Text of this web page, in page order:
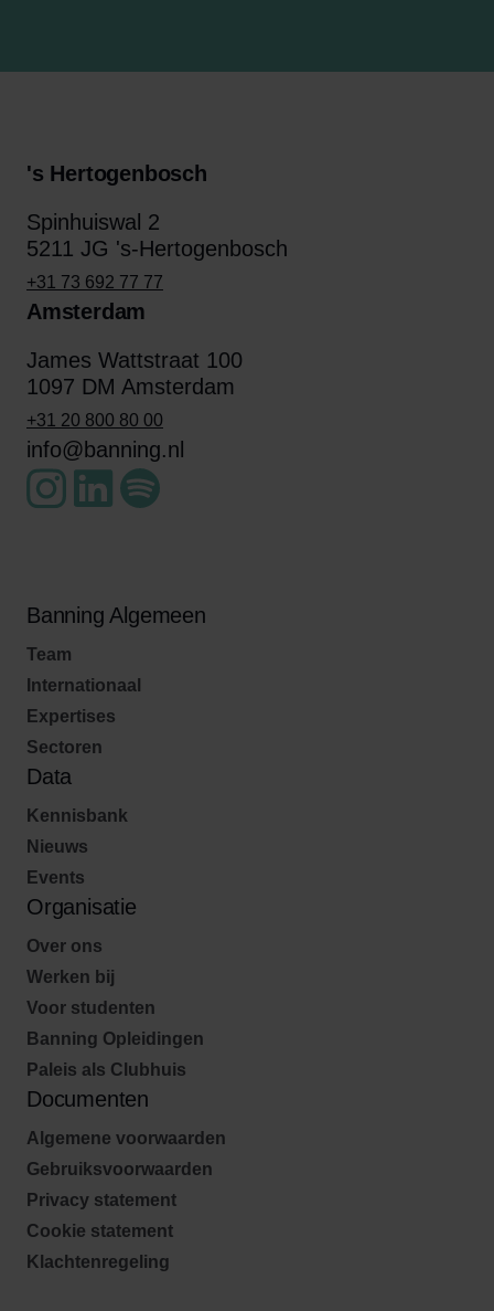
's Hertogenbosch
Spinhuiswal 2
5211 JG 's-Hertogenbosch
+31 73 692 77 77
Amsterdam
James Wattstraat 100
1097 DM Amsterdam
+31 20 800 80 00
info@banning.nl
Banning Algemeen
Team
Internationaal
Expertises
Sectoren
Data
Kennisbank
Nieuws
Events
Organisatie
Over ons
Werken bij
Voor studenten
Banning Opleidingen
Paleis als Clubhuis
Documenten
Algemene voorwaarden
Gebruiksvoorwaarden
Privacy statement
Cookie statement
Klachtenregeling